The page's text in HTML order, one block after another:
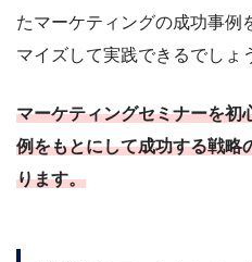
たマーケティングの成功事例
マイズして実践できるでしょ
マーケティングセミナーを初
例をもとにして成功する戦略
ります。